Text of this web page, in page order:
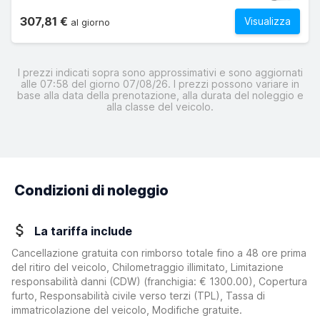
Visualizza
307,81 € al giorno
I prezzi indicati sopra sono approssimativi e sono aggiornati
alle 07:58 del giorno 07/08/26. I prezzi possono variare in
base alla data della prenotazione, alla durata del noleggio e
alla classe del veicolo.
Condizioni di noleggio
La tariffa include
Cancellazione gratuita con rimborso totale fino a 48 ore prima
del ritiro del veicolo, Chilometraggio illimitato, Limitazione
responsabilità danni (CDW) (franchigia: € 1300.00)
, Copertura
furto, Responsabilità civile verso terzi (TPL), Tassa di
immatricolazione del veicolo, Modifiche gratuite.